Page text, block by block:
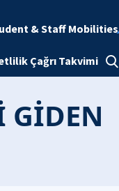
& Staff Mobilities
Çağrı Takvimi
GİDEN